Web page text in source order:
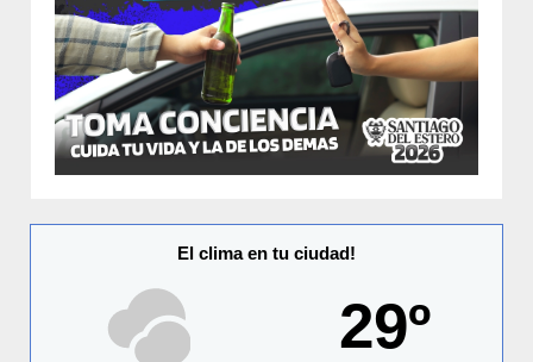
El clima en tu ciudad!
29º